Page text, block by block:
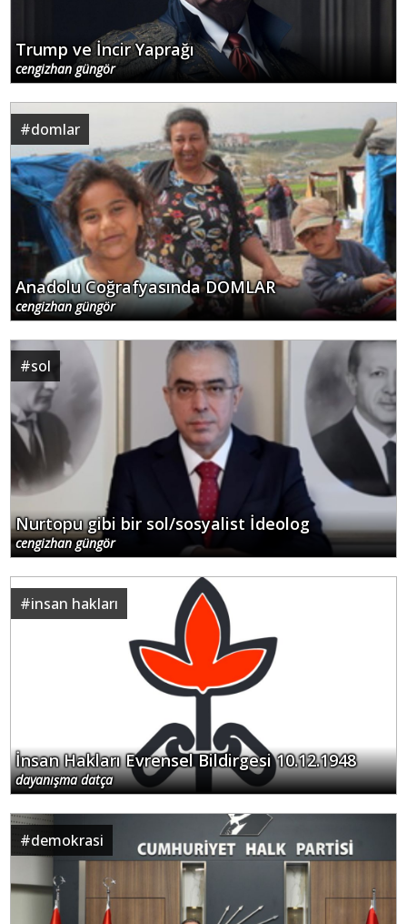
Trump ve İncir Yaprağı
cengizhan güngör
#domlar
Anadolu Coğrafyasında DOMLAR
cengizhan güngör
#sol
Nurtopu gibi bir sol/sosyalist İdeolog
cengizhan güngör
#insan hakları
İnsan Hakları Evrensel Bildirgesi 10.12.1948
dayanışma datça
#demokrasi